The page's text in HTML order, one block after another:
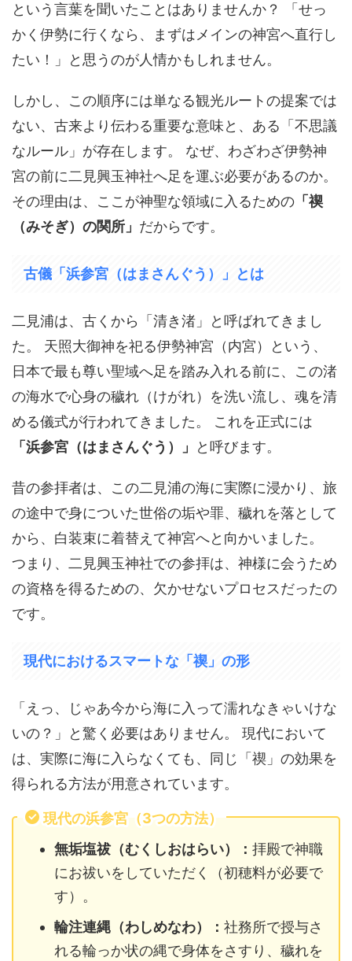
という言葉を聞いたことはありませんか？ 「せっ
かく伊勢に行くなら、まずはメインの神宮へ直行し
たい！」と思うのが人情かもしれません。
しかし、この順序には単なる観光ルートの提案では
ない、古来より伝わる重要な意味と、ある「不思議
なルール」が存在します。 なぜ、わざわざ伊勢神
宮の前に二見興玉神社へ足を運ぶ必要があるのか。
その理由は、ここが神聖な領域に入るための 「禊
（みそぎ）の関所」 だからです。
古儀「浜参宮（はまさんぐう）」とは
二見浦は、古くから「清き渚」と呼ばれてきまし
た。 天照大御神を祀る伊勢神宮（内宮）という、
日本で最も尊い聖域へ足を踏み入れる前に、この渚
の海水で心身の穢れ（けがれ）を洗い流し、魂を清
める儀式が行われてきました。 これを正式には
「浜参宮（はまさんぐう）」
と呼びます。
昔の参拝者は、この二見浦の海に実際に浸かり、旅
の途中で身についた世俗の垢や罪、穢れを落として
から、白装束に着替えて神宮へと向かいました。
つまり、二見興玉神社での参拝は、神様に会うため
の資格を得るための、欠かせないプロセスだったの
です。
現代におけるスマートな「禊」の形
「えっ、じゃあ今から海に入って濡れなきゃいけな
いの？」と驚く必要はありません。 現代において
は、実際に海に入らなくても、同じ「禊」の効果を
得られる方法が用意されています。
現代の浜参宮（3つの方法）
無垢塩祓（むくしおはらい）： 拝殿で神職
にお祓いをしていただく（初穂料が必要で
す）。
輪注連縄（わしめなわ）： 社務所で授与さ
れる輪っか状の縄で身体をさすり、穢れを